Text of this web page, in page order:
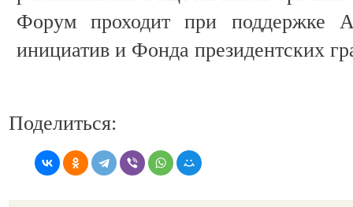
Форум проходит при поддержке
инициатив и Фонда президентских
Поделиться: